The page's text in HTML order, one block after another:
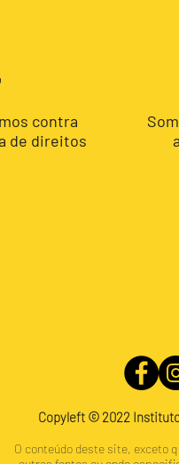
contra
de direitos
Copyleft © 2022
O conteúdo deste site, exceto